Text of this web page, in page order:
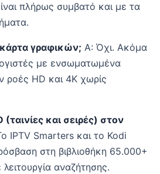
πλήρως συμβατό και με τα
κάρτα γραφικών; Α: Όχι. Ακόμα
με ενσωματωμένα
ροές HD και 4K χωρίς
και σειρές) στον
IPTV Smarters και το Kodi
στη βιβλιοθήκη 65.000+
αναζήτησης.